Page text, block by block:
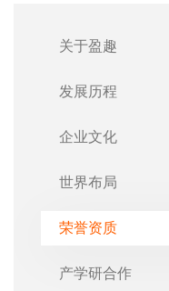
关于盈趣
发展历程
企业文化
世界布局
荣誉资质
产学研合作